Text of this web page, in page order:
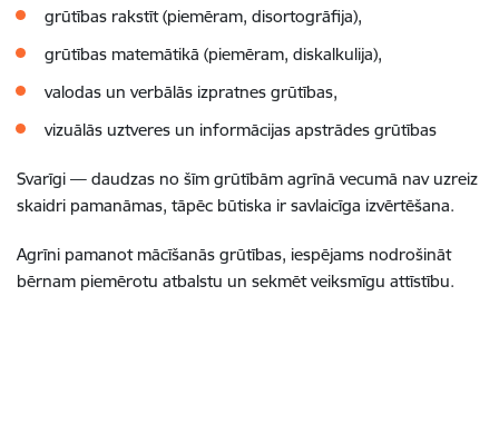
grūtības rakstīt (piemēram, disortogrāfija),
grūtības matemātikā (piemēram, diskalkulija),
valodas un verbālās izpratnes grūtības,
vizuālās uztveres un informācijas apstrādes grūtības
Svarīgi — daudzas no šīm grūtībām agrīnā vecumā nav uzreiz
skaidri pamanāmas, tāpēc būtiska ir savlaicīga izvērtēšana.
Agrīni pamanot mācīšanās grūtības, iespējams nodrošināt
bērnam piemērotu atbalstu un sekmēt veiksmīgu attīstību.